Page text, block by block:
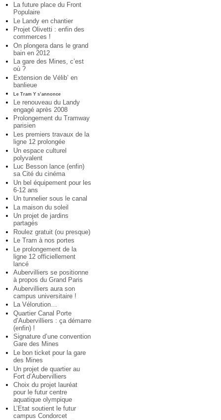
La future place du Front
Populaire
Le Landy en chantier
Projet Olivetti : enfin des
commerces !
On plongera dans le grand
bain en 2012
La gare des Mines, c’est
où ?
Extension de Vélib’ en
banlieue
Le Tram Y s’annonce
Le renouveau du Landy
engagé après 2008
Prolongement du Tramway
parisien
Les premiers travaux de la
ligne 12 prolongée
Un espace culturel
polyvalent
Luc Besson lance (enfin)
sa Cité du cinéma
Un bel équipement pour les
6-12 ans
Un tunnelier sous le canal
La maison du soleil
Un projet de jardins
partagés
Roulez gratuit (ou presque)
Le Tram à nos portes
Le prolongement de la
ligne 12 officiellement
lancé
Aubervilliers se positionne
à propos du Grand Paris
Aubervilliers aura son
campus universitaire !
La Vélorution…
Quartier Canal Porte
d’Aubervilliers : ça démarre
(enfin) !
Signature d’une convention
Gare des Mines
Le bon ticket pour la gare
des Mines
Un projet de quartier au
Fort d’Aubervilliers
Choix du projet lauréat
pour le futur centre
aquatique olympique
L’Etat soutient le futur
campus Condorcet